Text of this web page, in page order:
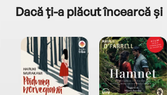
Dacă ți-a plăcut încearcă și